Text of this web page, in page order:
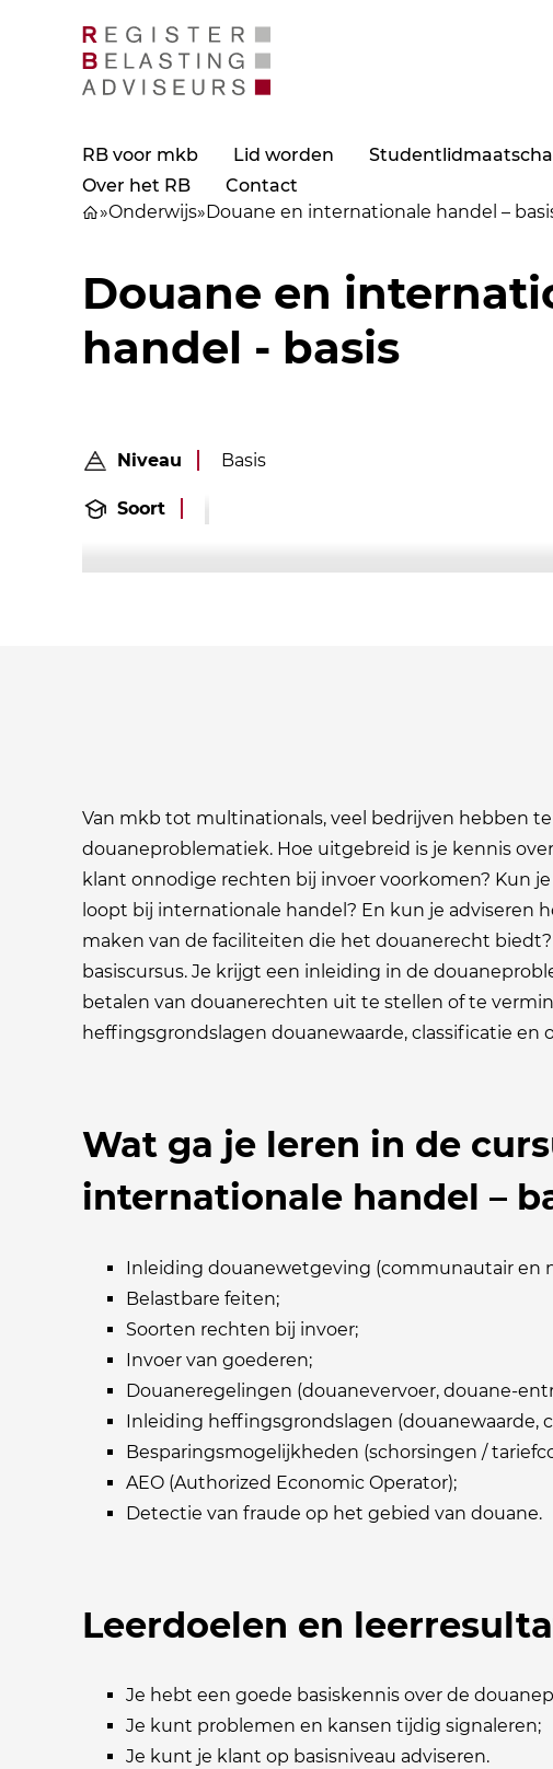
RB voor mkb Lid worden
Over het RB
Contact
»Onderwijs»Douane en internationale handel –
Douane en
handel - basis
Niveau Basis
Soort
Van mkb tot multinationals, veel bedrijven hebben
douaneproblematiek. Hoe uitgebreid is je kennis
klant onnodige rechten bij invoer voorkomen? Kun
loopt bij internationale handel? En kun je adviseren
maken van de faciliteiten die het douanerecht
basiscursus. Je krijgt een inleiding in de
betalen van douanerechten uit te stellen of te
heffingsgrondslagen douanewaarde, classificatie en
Wat ga je leren in de
internationale handel –
Inleiding douanewetgeving (communautair en
Belastbare feiten;
Soorten rechten bij invoer;
Invoer van goederen;
Douaneregelingen (douanevervoer, douane-
Inleiding heffingsgrondslagen (douanewaarde,
Besparingsmogelijkheden (schorsingen /
AEO (Authorized Economic Operator);
Detectie van fraude op het gebied van douane.
Leerdoelen en
Je hebt een goede basiskennis over de
Je kunt problemen en kansen tijdig signaleren;
Je kunt je klant op basisniveau adviseren.